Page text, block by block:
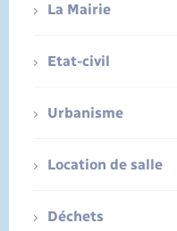
La Mairie
Etat-civil
Urbanisme
Location de salle
Déchets